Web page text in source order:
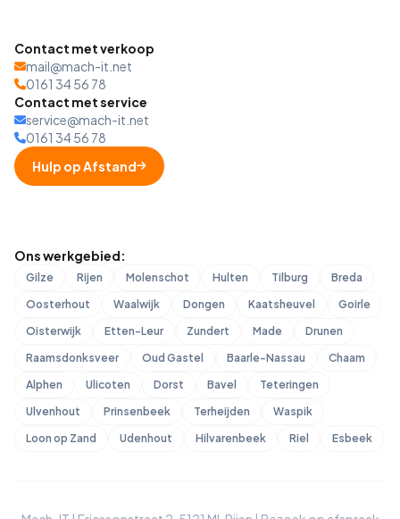
Contact met verkoop
mail@mach-it.net
0161 34 56 78
Contact met service
service@mach-it.net
0161 34 56 78
Hulp op Afstand
Ons werkgebied:
Gilze Rijen Molenschot Hulten Tilburg
Breda
Oosterhout
Waalwijk Dongen Kaatsheuvel
Goirle
Oisterwijk
Etten-Leur Zundert Made
Drunen
Raamsdonksveer
Oud Gastel Baarle-Nassau
Chaam
Alphen
Ulicoten Dorst Bavel
Teteringen
Ulvenhout
Prinsenbeek Terheijden
Waspik
Loon op Zand
Udenhout Hilvarenbeek Riel Esbeek